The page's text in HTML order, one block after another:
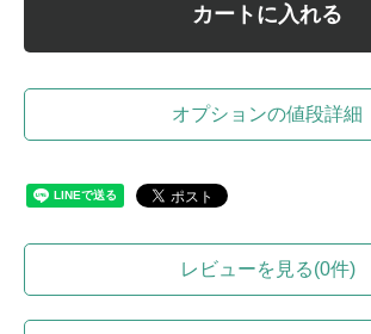
カートに入れる
オプションの値段詳細
レビューを見る(0件)